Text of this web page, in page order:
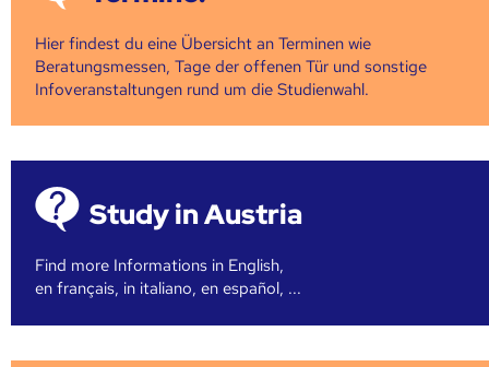
Hier findest du eine Übersicht an Terminen wie
Beratungsmessen, Tage der offenen Tür und sonstige
Infoveranstaltungen rund um die Studienwahl.
Study in Austria
Find more Informations in English,
en français, in italiano, en español, ...